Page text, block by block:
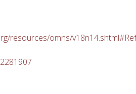
resources/omns/